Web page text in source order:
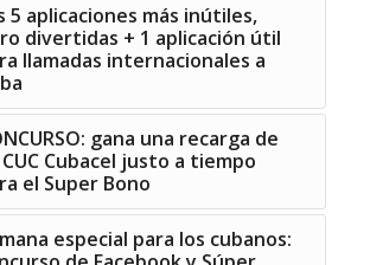
5 aplicaciones más inútiles,
divertidas + 1 aplicación útil
llamadas internacionales a
gana una recarga de
Cubacel justo a tiempo
el Super Bono
especial para los cubanos: